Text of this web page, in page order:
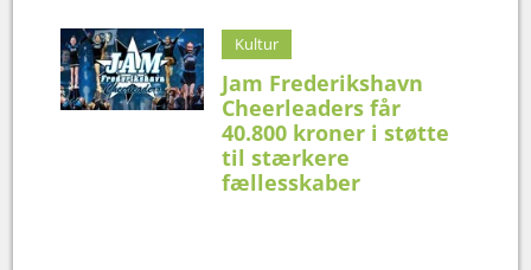
Kultur
Jam Frederikshavn
Cheerleaders får
40.800 kroner i støtte
til stærkere
fællesskaber